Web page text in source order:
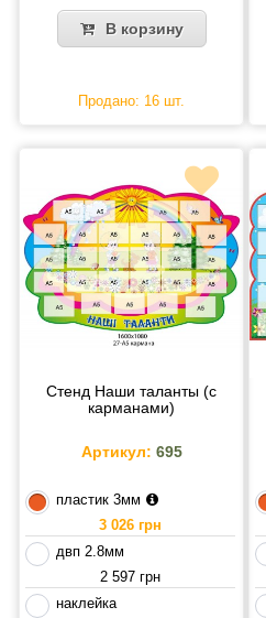
В корзину
Продано: 16 шт.
Стенд Наши таланты (с
карманами)
Артикул: 695
пластик 3мм
3 026 грн
двп 2.8мм
2 597 грн
наклейка